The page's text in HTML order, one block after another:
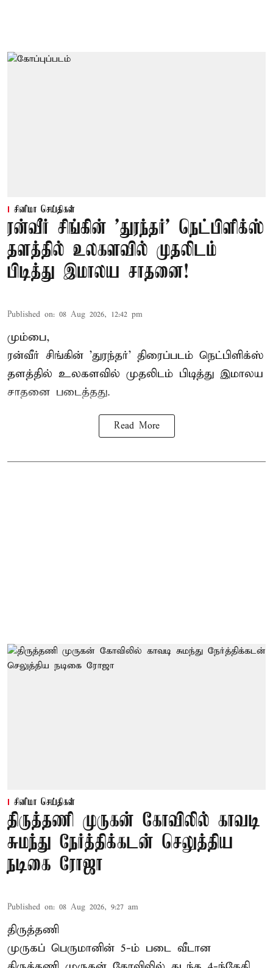
சினிமா செய்திகள்
ரன்வீர் சிங்கின் 'துரந்தர்' நெட்பிளிக்ஸ்
தளத்தில் உலகளவில் முதலிடம்
பிடித்து இமாலய சாதனை!
Published on: 08 Aug 2026, 12:42 pm
மும்பை,
ரன்வீர் சிங்கின் 'துரந்தர்' திரைப்படம் நெட்பிளிக்ஸ்
தளத்தில் உலகளவில் முதலிடம் பிடித்து இமாலய
சாதனை படைத்தது.
Read More
சினிமா செய்திகள்
திருத்தணி முருகன் கோவிலில் காவடி
சுமந்து நேர்த்திக்கடன் செலுத்திய
நடிகை ரோஜா
Published on: 08 Aug 2026, 9:27 am
திருத்தணி
முருகப் பெருமானின் 5-ம் படை வீடான